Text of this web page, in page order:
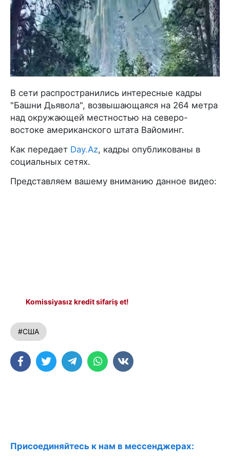
В сети распространились интересные кадры
"Башни Дьявола", возвышающаяся на 264 метра
над окружающей местностью на северо-
востоке американского штата Вайоминг.
Как передает Day.Az, кадры опубликованы в
социальных сетях.
Представляем вашему вниманию данное видео:
Komissiyasız kredit sifariş et!
#США
Присоединяйтесь к нам в мессенджерах: